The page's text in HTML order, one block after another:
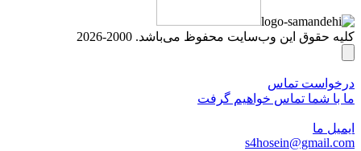
کلیه حقوق این وب‌سایت محفوظ می‌باشد. 2000-2026
درخواست تماس
ما با شما تماس خواهیم گرفت
ایمیل ما
s4hosein@gmail.com